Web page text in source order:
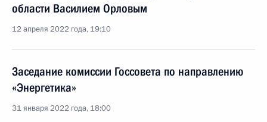
области Василием Орловым
12 апреля 2022 года, 19:10
Заседание комиссии Госсовета по направлению
«Энергетика»
31 января 2022 года, 18:00